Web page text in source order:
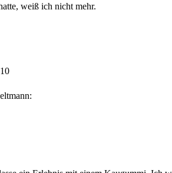
weiß ich nicht mehr.